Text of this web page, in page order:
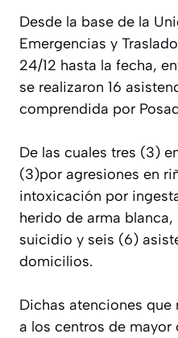
Desde la base de la
Emergencias y
24/12 hasta la fecha,
se realizaron 16
comprendida por
De las cuales tres (3)
(3)por agresiones en
intoxicación por
herido de arma
suicidio y seis (6)
domicilios.
Dichas atenciones
a los centros de